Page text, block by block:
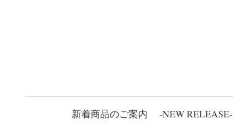
新着商品のご案内 -NEW RELEASE-